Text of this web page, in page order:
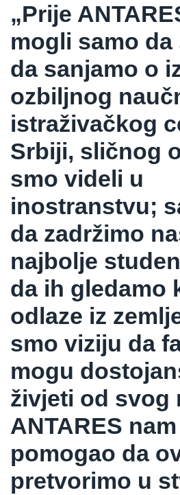
„Prije
mogli samo da
da sanjamo o
ozbiljnog
istraživačkog
Srbiji, sličnog
smo videli u
inostranstvu;
da zadržimo
najbolje
da ih gledamo
odlaze iz
smo viziju da
mogu
živjeti od svog
ANTARES
pomogao da
pretvorimo u